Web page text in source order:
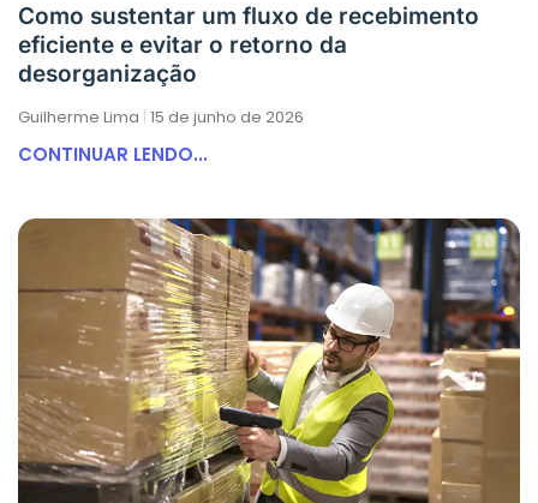
Como sustentar um fluxo de recebimento
eficiente e evitar o retorno da
desorganização
Guilherme Lima 15 de junho de 2026
CONTINUAR LENDO...